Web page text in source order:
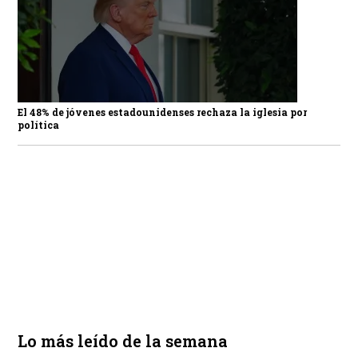
El 48% de jóvenes estadounidenses rechaza la iglesia por
política
Lo más leído de la semana